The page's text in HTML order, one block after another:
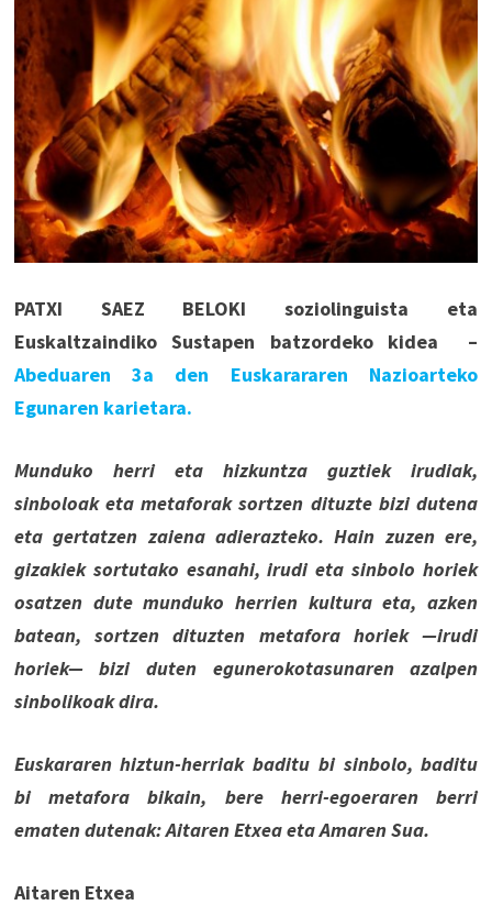
PATXI SAEZ BELOKI soziolinguista eta
Euskaltzaindiko Sustapen batzordeko kidea –
Abeduaren 3a den Euskarararen Nazioarteko
Egunaren karietara.
Munduko herri eta hizkuntza guztiek irudiak,
sinboloak eta metaforak sortzen dituzte bizi dutena
eta gertatzen zaiena adierazteko. Hain zuzen ere,
gizakiek sortutako esanahi, irudi eta sinbolo horiek
osatzen dute munduko herrien kultura eta, azken
batean, sortzen dituzten metafora horiek —irudi
horiek— bizi duten egunerokotasunaren azalpen
sinbolikoak dira.
Euskararen hiztun-herriak baditu bi sinbolo, baditu
bi metafora bikain, bere herri-egoeraren berri
ematen dutenak: Aitaren Etxea eta Amaren Sua.
Aitaren Etxea